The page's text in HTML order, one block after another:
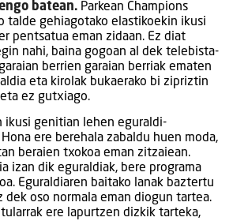
batean.Parkean Champions
talde gehiagotako elastikoekin ikusi
pentsatua eman zidaan. Ez diat
nahi, baina gogoan al dek telebista-
berrien garaian berriak ematen
eta kirolak bukaerako bi zipriztin
ez gutxiago.
ikusi genitian lehen eguraldi-
ere berehala zabaldu huen moda,
beraien txokoa eman zitzaiean.
izan dik eguraldiak, bere programa
Eguraldiaren baitako lanak baztertu
oso normala eman diogun tartea.
ere lapurtzen dizkik tarteka,